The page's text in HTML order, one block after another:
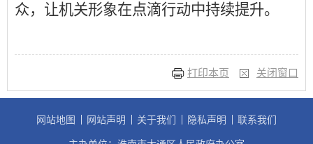
众，让机关形象在点滴行动中持续提升。
打印本页 关闭窗口
网站地图 网站声明 关于我们 隐私声明 联系我们